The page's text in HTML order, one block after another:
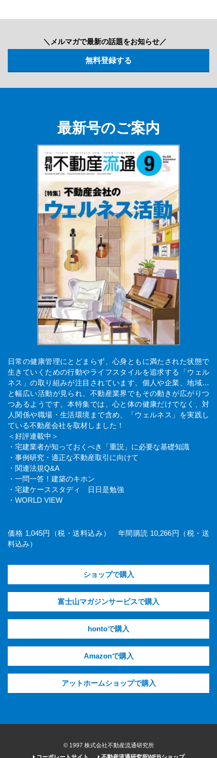
＼メルマガで最新の話題をお知らせ／
最新号のご案内
日常の健康管理にとどまらず、心身ともに満たされた状態で
生きていくための行動やライフスタイルを追求する「ウェル
ネス」の取り組みが注目されています。個人や企業、地域…
と幅広い活動が見られ、不動産業界でもその動きが広がりつ
つあるようです。本特集では、心と体の健康だけでなく、対
人関係や職場・生活環境まで含め、「ウェルネス」を実践し
ている不動産会社を取材しました！
＜好評連載中＞
・宅建業者が知っておくべき「重説」に必要な基礎知識
・事例研究・適正な不動産取引に向けて
・関連法規Q&A
・一問一答！建築のキホン
・宅建ケーススタディ 日日是勉強
・WORLD VIEW
価格 1,045円（税・送料込み） 年間購読 10,266円（税・送
料込み）
ショップで購入
富士山マガジンサービスで購入
hontoで購入
Amazonで購入
アットホームショップで購入
© 1997 株式会社不動産流通研究所